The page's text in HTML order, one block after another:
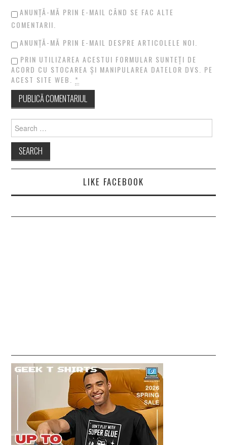
ANUNȚĂ-MĂ PRIN E-MAIL CÂND SE FAC ALTE
COMENTARII.
ANUNȚĂ-MĂ PRIN E-MAIL DESPRE ARTICOLELE NOI.
PRIN UTILIZAREA ACESTUI FORMULAR SUNTEȚI DE
ACORD CU STOCAREA ȘI MANIPULAREA DATELOR DVS. PE
ACEST SITE WEB. *
Search
for:
LIKE FACEBOOK